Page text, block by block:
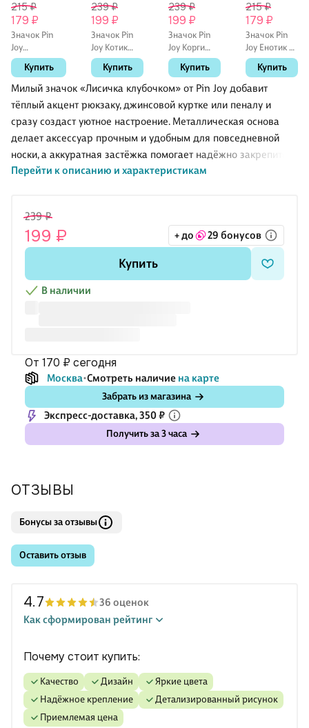
Милый значок «Лисичка клубочком» от Pin Joy добавит
тёплый акцент рюкзаку, джинсовой куртке или пеналу и
сразу создаст уютное настроение. Металлическая основа
делает аксессуар прочным и удобным для повседневной
носки, а аккуратная застёжка помогает надёжно закрепить
значок на ткани. Такой пин подойдёт детям от 6 лет,
Перейти к описанию и характеристикам
215 ₽
179 ₽
Значок Pin
Joy
Динозаврик с
улыбкой
(металл) (12-
Купить
239 ₽
199 ₽
Значок Pin
Joy Котик
Chill
(металл) (12-
08599-928)
Купить
239 ₽
199 ₽
Значок Pin
Joy Корги
(металл) (12-
08599-011)
Купить
215 ₽
179 ₽
Значок Pin
Joy Енотик с
печеньем
(металл) (12-
08599-564)
Купить
239 ₽
199 ₽ + до 29 бонусов
Купить
В наличии
от 170 ₽ сегодня
Москва Смотреть наличие на карте
Забрать из магазина
Экспресс-доставка, 350 ₽
Получить за 3 часа
ОТЗЫВЫ
Бонусы за отзывы
Оставить отзыв
4.7
36 оценок
Как сформирован рейтинг
Почему стоит купить:
качество дизайн
яркие цвета
надёжное крепление
детализированный рисунок
приемлемая цена